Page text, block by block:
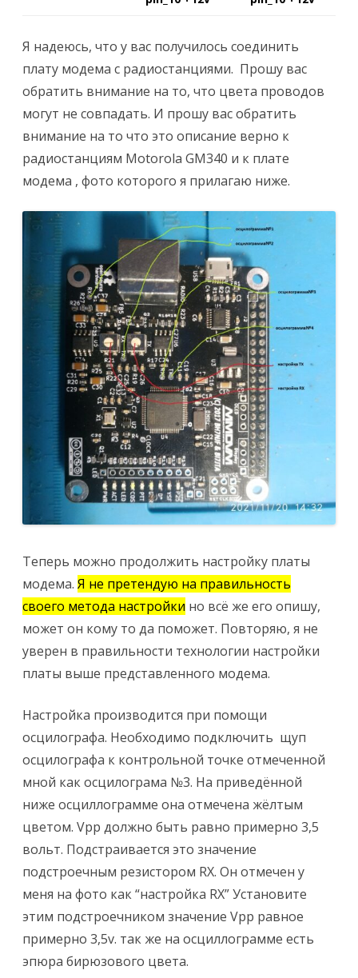
Я надеюсь, что у вас получилось соединить
плату модема с радиостанциями. Прошу вас
обратить внимание на то, что цвета проводов
могут не совпадать. И прошу вас обратить
внимание на то что это описание верно к
радиостанциям Motorola GM340 и к плате
модема , фото которого я прилагаю ниже.
Теперь можно продолжить настройку платы
модема. Я не претендую на правильность
своего метода настройки но всё же его опишу,
может он кому то да поможет. Повторяю, я не
уверен в правильности технологии настройки
платы выше представленного модема.
Настройка производится при помощи
осцилографа. Необходимо подключить щуп
осцилографа к контрольной точке отмеченной
мной как осцилограма №3. На приведённой
ниже осциллограмме она отмечена жёлтым
цветом. Vpp должно быть равно примерно 3,5
вольт. Подстраивается это значение
подстроечным резистором RX. Он отмечен у
меня на фото как “настройка RX” Установите
этим подстроечником значение Vpp равное
примерно 3,5v. так же на осциллограмме есть
эпюра бирюзового цвета.